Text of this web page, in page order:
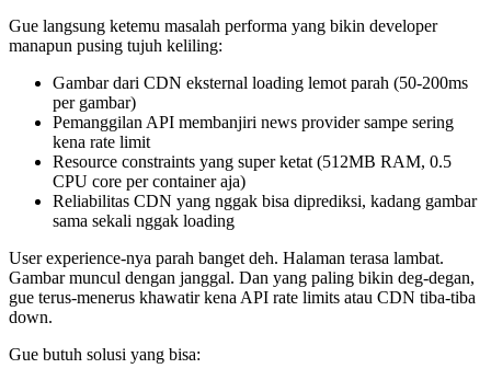
Gue langsung ketemu masalah performa yang bikin developer
manapun pusing tujuh keliling:
Gambar dari CDN eksternal loading lemot parah (50-200ms
per gambar)
Pemanggilan API membanjiri news provider sampe sering
kena rate limit
Resource constraints yang super ketat (512MB RAM, 0.5
CPU core per container aja)
Reliabilitas CDN yang nggak bisa diprediksi, kadang gambar
sama sekali nggak loading
User experience-nya parah banget deh. Halaman terasa lambat.
Gambar muncul dengan janggal. Dan yang paling bikin deg-degan,
gue terus-menerus khawatir kena API rate limits atau CDN tiba-tiba
down.
Gue butuh solusi yang bisa: